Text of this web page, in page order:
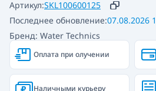
Артикул:SKL100600125
Бренд: Water Technics
Последнее обновление:07.08.2026
Оплата при олучении
Наличными курьеру